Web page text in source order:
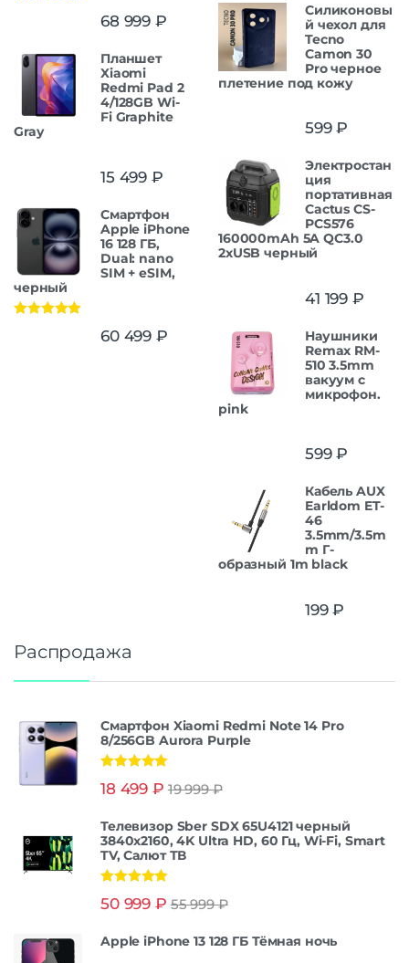
68 999 ₽
Планшет
Xiaomi
Redmi Pad 2
4/128GB Wi-
Fi Graphite
Gray
15 499 ₽
Смартфон
Apple iPhone
16 128 ГБ,
Dual: nano
SIM + eSIM,
черный
60 499 ₽
Силиконовы
й чехол для
Tecno
Camon 30
Pro черное
плетение под кожу
599₽
Электростан
ция
портативная
Cactus CS-
PCS576
160000mAh 5A QC3.0
2xUSB черный
41 199 ₽
Наушники
Remax RM-
510 3.5mm
вакуум с
микрофон.
pink
599₽
Кабель AUX
Earldom ET-
46
3.5mm/3.5m
m Г-
образный 1m black
199₽
Распродажа
Смартфон Xiaomi Redmi Note 14 Pro
8/256GB Aurora Purple
из 5
18 499 ₽ 19 999₽
Телевизор Sber SDX 65U4121 черный
3840x2160, 4K Ultra HD, 60 Гц, Wi-Fi, Smart
TV, Салют ТВ
из 5
50 999 ₽ 55 999₽
Apple iPhone 13 128 ГБ Тёмная ночь